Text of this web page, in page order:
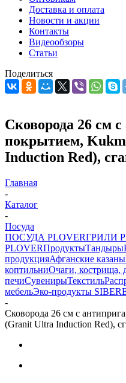
Доставка и оплата
Новости и акции
Контакты
Видеообзоры
Статьи
Поделиться
Сковорода 26 см
покрытием,
Induction Red),
Главная
-
Каталог
-
Посуда
ПОСУДА PLOVERГРИЛИ
PLOVERПродуктыТандыры
продукцияАфганские казаны
коптильниОчаги, кострища,
печиСувенирыТекстиль
мебельЭко-продукты
-
Сковорода 26 см с
(Granit Ultra Induction Red),